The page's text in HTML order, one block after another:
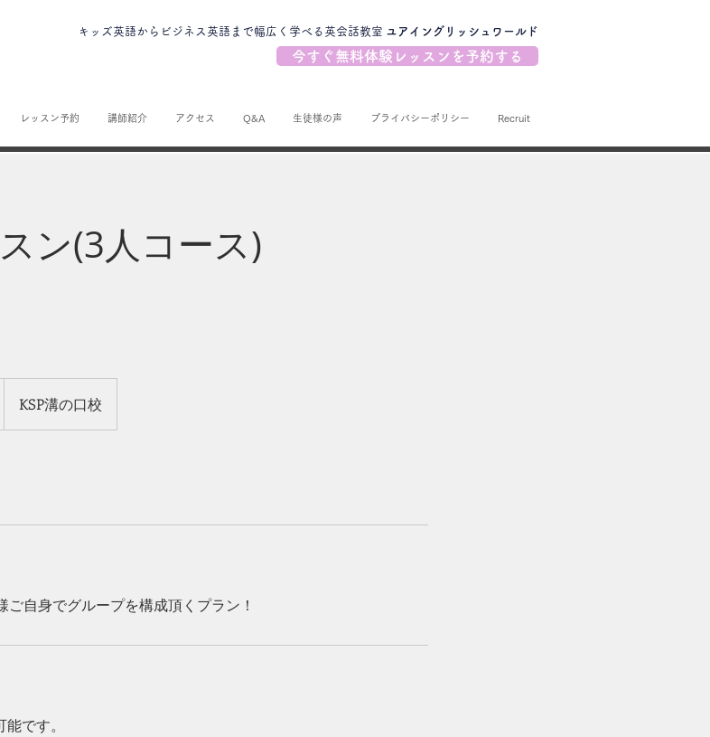
キッズ英語からビジネス英語まで幅広く学べる英会話教室 ​ユアイングリッシュワールド
今すぐ無料体験レッスンを予約する
レッスン予約 講師紹介 アクセス Q&A 生徒様の声 プライバシーポリシー Recruit
ン(3人コース)
KSP溝の口校
自身でグループを構成頂くプラン​！
です。